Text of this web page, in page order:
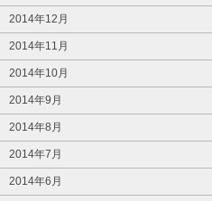
2014年12月
2014年11月
2014年10月
2014年9月
2014年8月
2014年7月
2014年6月